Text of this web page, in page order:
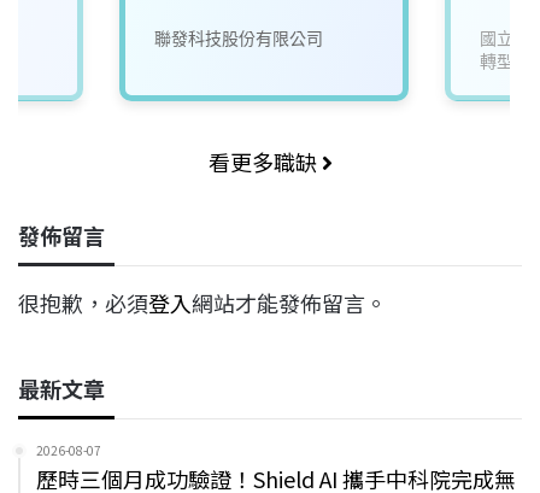
聯發科技股份有限公司
國立成
轉型研
看更多職缺
發佈留言
很抱歉，必須登入網站才能發佈留言。
最新文章
2026-08-07
歷時三個月成功驗證！Shield AI 攜手中科院完成無